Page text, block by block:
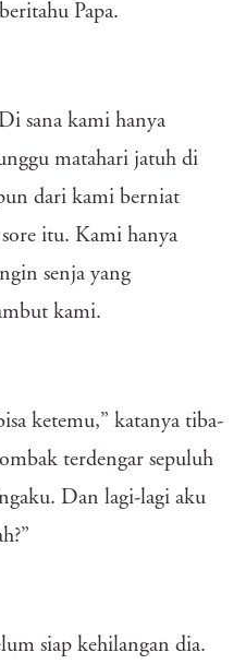
Papa.
sana kami hanya
matahari jatuh di
dari kami berniat
itu. Kami hanya
senja yang
kami.
ketemu,” katanya tiba-
terdengar sepuluh
Dan lagi-lagi aku
siap kehilangan dia.